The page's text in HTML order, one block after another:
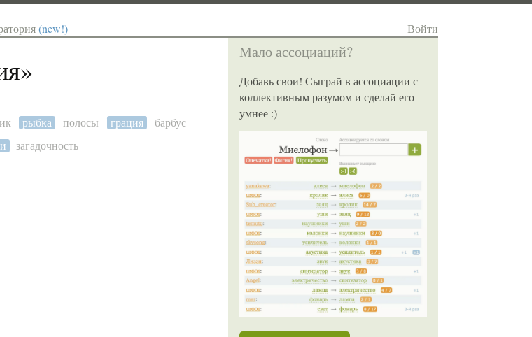
(new!) Войти
»
рыбка полосы грация
барбус
загадочность
Мало ассоциаций?
Добавь свои! Сыграй в ассоциации с
коллективным разумом и сделай его
умнее :)